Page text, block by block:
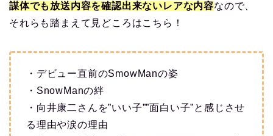
謀体でも放送内容を確認出来ないレアな内容なので、
それらも踏まえて見どころはこちら！
・デビュー直前のSmowManの姿
・SnowManの絆
・向井康二さんを”いい子””面白い子”と感じさせ
る理由や涙の理由